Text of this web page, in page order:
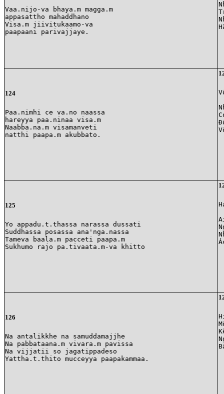
Vaa.nijo-va bhaya.m magga.m
appasattho mahaddhano
Visa.m jiivitukaamo-va
124
Paa.nimhi ce va.no naassa
hareyya paa.ninaa visa.m
Naabba.na.m visamanveti
125
Yo appadu.t.thassa narassa dussati
Suddhassa posassa ana'nga.nassa
Tameva baala.m pacceti paapa.m
126
Na antalikkhe na samuddamajjhe
Na pabbataana.m vivara.m pavissa
Na vijjatii so jagatippadeso